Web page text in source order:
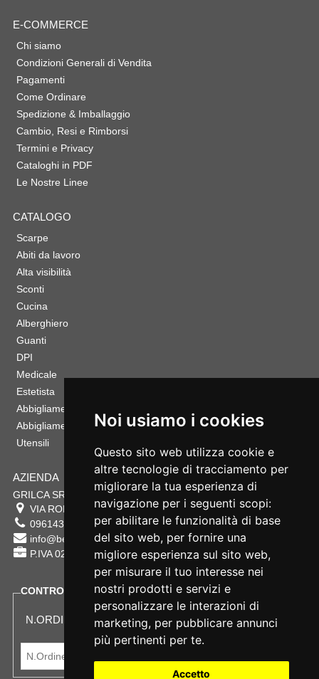
Noi usiamo i cookies
Questo sito web utilizza cookie e
altre tecnologie di tracciamento per
migliorare la tua esperienza di
navigazione per i seguenti scopi:
per abilitare le funzionalità di base
del sito web, per fornire una
migliore esperienza sul sito web,
per misurare il tuo interesse nei
nostri prodotti e servizi e
personalizzare le interazioni di
marketing, per pubblicare annunci
più pertinenti per te.
Accetto
E-COMMERCE
Chi siamo
Condizioni Generali di Vendita
Pagamenti
Come Ordinare
Spedizione & Imballaggio
Cambio, Resi e Rimborsi
Termini e Privacy
Cataloghi in PDF
Le Nostre Linee
CATALOGO
Scarpe
Abiti da lavoro
Alta visibilità
Sconti
Cucina
Alberghiero
Guanti
DPI
Medicale
Estetista
Abbigliamento Sportivo
Abbigliamento Bambino
Utensili
AZIENDA
GRILCA SRL
VIA ROMA 180 88054 SERSALE CZ
0961432177
info@bestsafety.it
P.IVA 02342180797
CONTROLLA LO STATO DEL TUO ORDINE
N.ORDINE: